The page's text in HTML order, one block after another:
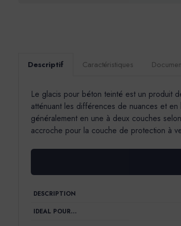
Descriptif Caractéristiques
Le glacis pour béton teinté est un produit
atténuant les différences de nuances et
généralement en une à deux couches
accroche pour la couche de protection à
DESCRIPTION
IDEAL POUR…